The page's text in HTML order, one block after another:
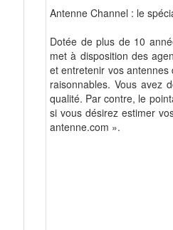
Antenne Channel : le
Dotée de plus de 10
met à disposition des
et entretenir vos
raisonnables. Vous avez
qualité. Par contre, le
si vous désirez estimer
antenne.com ».